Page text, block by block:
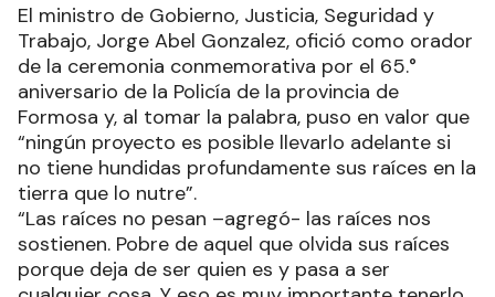
El ministro de Gobierno, Justicia, Seguridad y
Trabajo, Jorge Abel Gonzalez, ofició como orador
de la ceremonia conmemorativa por el 65.°
aniversario de la Policía de la provincia de
Formosa y, al tomar la palabra, puso en valor que
“ningún proyecto es posible llevarlo adelante si
no tiene hundidas profundamente sus raíces en la
tierra que lo nutre”.
“Las raíces no pesan –agregó- las raíces nos
sostienen. Pobre de aquel que olvida sus raíces
porque deja de ser quien es y pasa a ser